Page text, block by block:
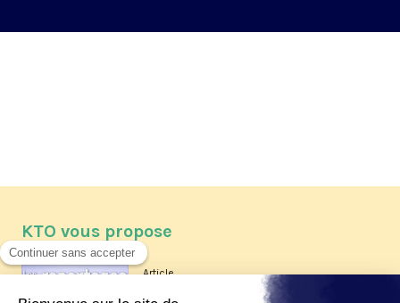
KTO vous propose
Article
Les reportages d'été 2026 de KTO